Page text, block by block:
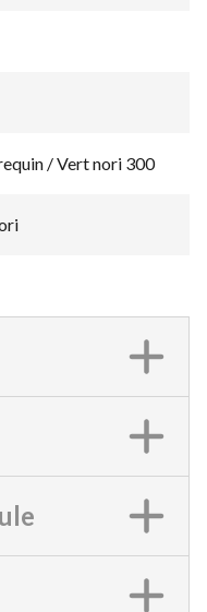
/ Vert nori 300